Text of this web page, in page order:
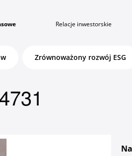
Relacje inwestorskie
instytucjonalnych i
Zrównoważony rozwój ESG